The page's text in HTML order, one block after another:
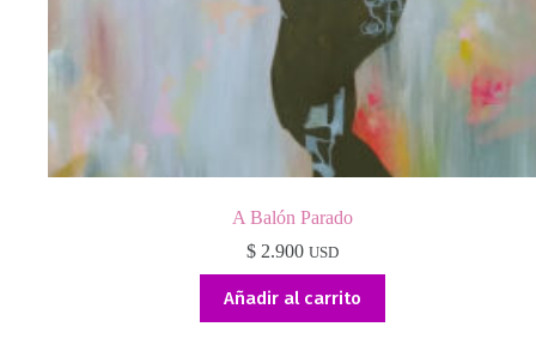
A Balón Parado
$2.900 USD
Añadir al carrito